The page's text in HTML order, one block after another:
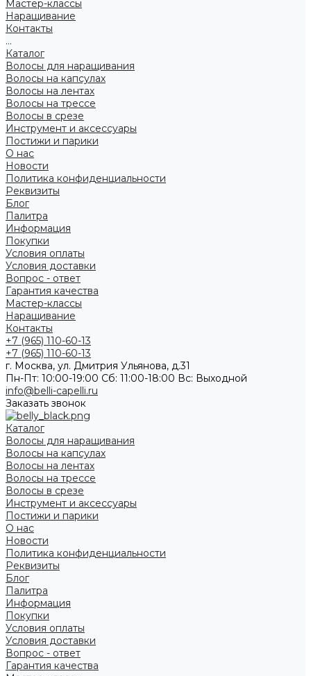
Мастер-классы
Наращивание
Контакты
...
Каталог
Волосы для наращивания
Волосы на капсулах
Волосы на лентах
Волосы на трессе
Волосы в срезе
Инструмент и аксессуары
Постижи и парики
О нас
Новости
Политика конфиденциальности
Реквизиты
Блог
Палитра
Информация
Покупки
Условия оплаты
Условия доставки
Вопрос - ответ
Гарантия качества
Мастер-классы
Наращивание
Контакты
+7 (965) 110-60-13
+7 (965) 110-60-13
г. Москва, ул. Дмитрия Ульянова, д.31
Пн-Пт: 10:00-19:00 Cб: 11:00-18:00 Вс: Выходной
info@belli-capelli.ru
Заказать звонок
Каталог
Волосы для наращивания
Волосы на капсулах
Волосы на лентах
Волосы на трессе
Волосы в срезе
Инструмент и аксессуары
Постижи и парики
О нас
Новости
Политика конфиденциальности
Реквизиты
Блог
Палитра
Информация
Покупки
Условия оплаты
Условия доставки
Вопрос - ответ
Гарантия качества